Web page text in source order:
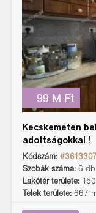
99 M Ft
Kecskeméten
adottságokkal !
Kódszám: #3613307
Szobák száma: 6 db
Lakótér területe:
Telek területe: 667